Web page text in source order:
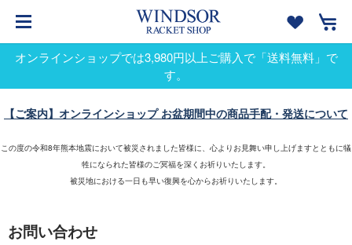
オンラインショップでは3,980円以上ご購入で「送料無料」で
す。
【ご案内】オンラインショップ お盆期間中の商品手配・発送について
この度の令和8年熊本地震において被災されました皆様に、心よりお見舞い申し上げますとともに犠
牲になられた皆様のご冥福を深くお祈りいたします。
被災地における一日も早い復興を心からお祈りいたします。
お問い合わせ